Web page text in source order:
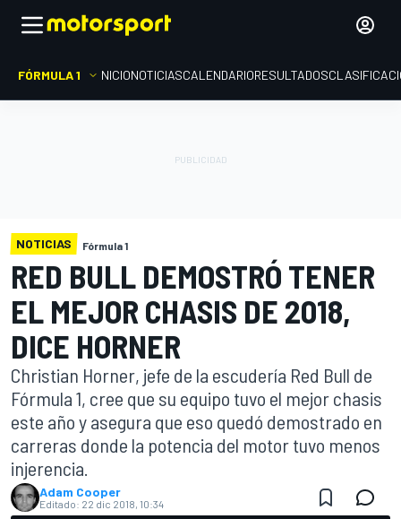
FÓRMULA 1 INICIONOTICIASCALENDARIORESULTADOS
NOTICIAS Fórmula 1
RED BULL DEMOSTRÓ TENER
EL MEJOR CHASIS DE 2018,
DICE HORNER
Christian Horner, jefe de la escudería Red Bull de
Fórmula 1, cree que su equipo tuvo el mejor chasis
este año y asegura que eso quedó demostrado en
carreras donde la potencia del motor tuvo menos
injerencia.
Adam Cooper
Editado: 22 dic 2018, 10:34